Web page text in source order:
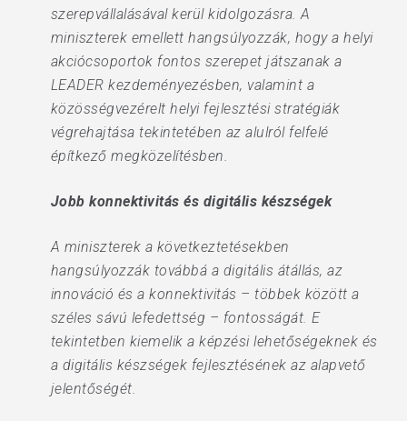
szerepvállalásával kerül kidolgozásra. A
miniszterek emellett hangsúlyozzák, hogy a helyi
akciócsoportok fontos szerepet játszanak a
LEADER kezdeményezésben, valamint a
közösségvezérelt helyi fejlesztési stratégiák
végrehajtása tekintetében az alulról felfelé
építkező megközelítésben.
Jobb konnektivitás és digitális készségek
A miniszterek a következtetésekben
hangsúlyozzák továbbá a digitális átállás, az
innováció és a konnektivitás – többek között a
széles sávú lefedettség – fontosságát. E
tekintetben kiemelik a képzési lehetőségeknek és
a digitális készségek fejlesztésének az alapvető
jelentőségét.